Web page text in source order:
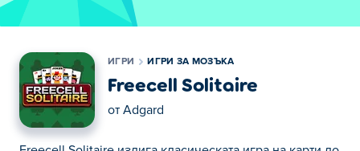
ИГРИ ИГРИ ЗА МОЗЪКА
Freecell Solitaire
от Adgard